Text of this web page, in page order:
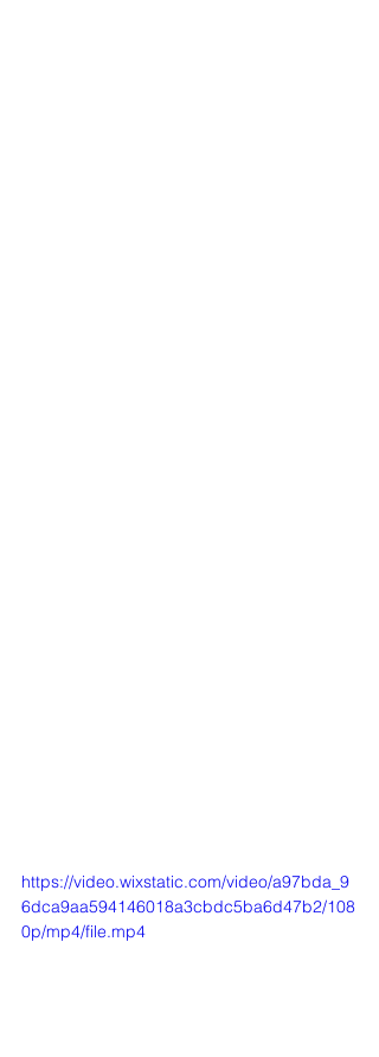
https://video.wixstatic.com/video/a97bda_9
6dca9aa594146018a3cbdc5ba6d47b2/108
0p/mp4/file.mp4